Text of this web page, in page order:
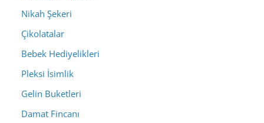
Nikah Şekeri
Çikolatalar
Bebek Hediyelikleri
Pleksi İsimlik
Gelin Buketleri
Damat Fincanı